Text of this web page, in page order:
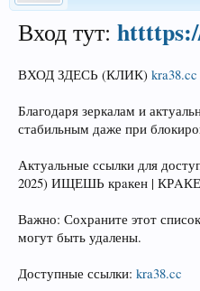
Вход тут:
ВХОД ЗДЕСЬ (КЛИК) kra38.cc
Благодаря зеркалам и
стабильным даже при
Актуальные ссылки для
2025) ИЩЕШЬ крaкен |
Важно: Сохраните этот
могут быть удалены.
Доступные ссылки: kra38.cc